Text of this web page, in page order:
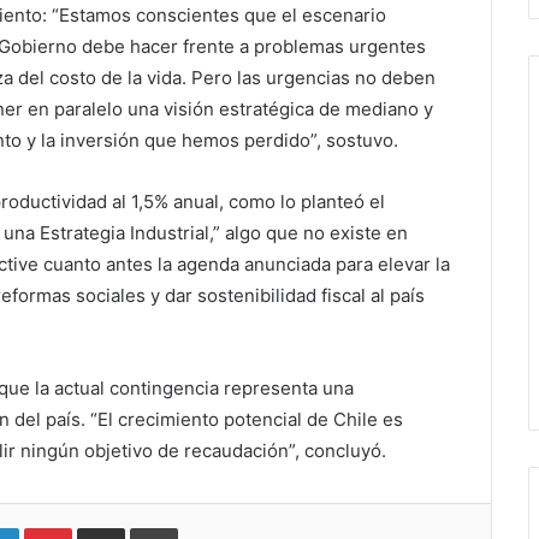
“Estamos conscientes que el escenario
debe hacer frente a problemas urgentes
del costo de la vida. Pero las urgencias no deben
en paralelo una visión estratégica de mediano y
y la inversión que hemos perdido”, sostuvo.
al 1,5% anual, como lo planteó el
Estrategia Industrial,” algo que no existe en
cuanto antes la agenda anunciada para elevar la
sociales y dar sostenibilidad fiscal al país
la actual contingencia representa una
país. “El crecimiento potencial de Chile es
ningún objetivo de recaudación”, concluyó.
LinkedIn Pinterest